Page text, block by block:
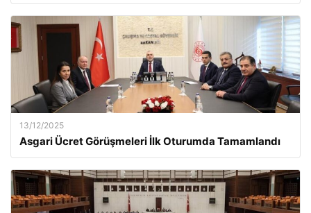
13/12/2025
Asgari Ücret Görüşmeleri İlk Oturumda Tamamlandı